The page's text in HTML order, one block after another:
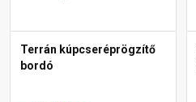
Terrán kúpcseréprögzítő
bordó